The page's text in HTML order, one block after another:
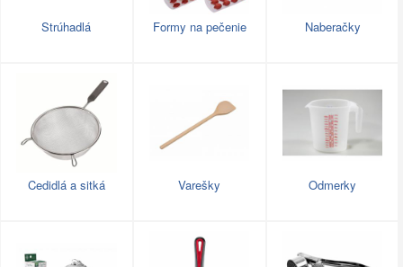
Strúhadlá Formy na pečenie Naberačky
Cedidlá a sitká Varešky Odmerky